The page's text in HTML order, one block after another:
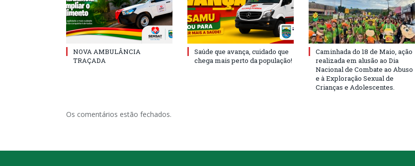
NOVA AMBULÂNCIA
TRAÇADA
Saúde que avança, cuidado que
chega mais perto da população!
Caminhada do 18 de Maio, ação
realizada em alusão ao Dia
Nacional de Combate ao Abuso
e à Exploração Sexual de
Crianças e Adolescentes.
Os comentários estão fechados.